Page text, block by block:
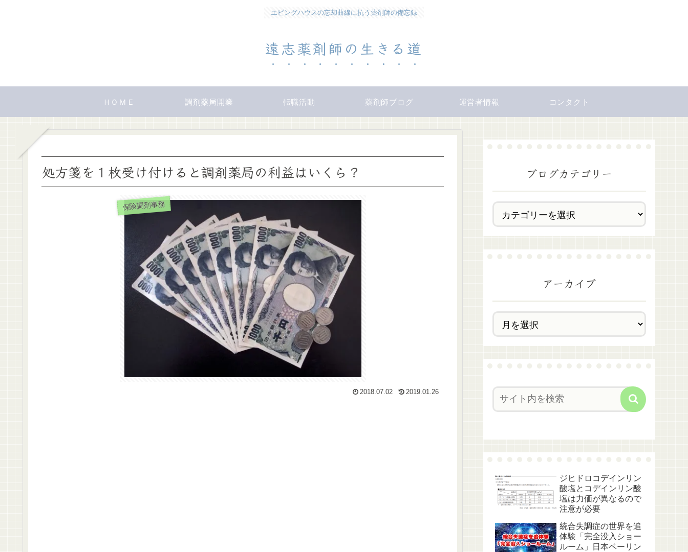
エビングハウスの忘却曲線に抗う薬剤師の備忘録
遠志薬剤師の生きる道
ＨＯＭＥ 調剤薬局開業 転職活動 薬剤師ブログ 運営者情報 コンタクト
処方箋を１枚受け付けると調剤薬局の利益はいくら？
保険調剤事務
2018.07.02 2019.01.26
ブログカテゴリー
アーカイブ
ジヒドロコデインリン
酸塩とコデインリン酸
塩は力価が異なるので
注意が必要
統合失調症の世界を追
体験「完全没入ショー
ルーム」日本ベーリン